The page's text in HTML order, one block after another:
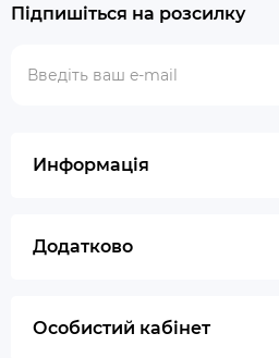
Підпишіться на розсилку
Информація
Додатково
Особистий кабінет